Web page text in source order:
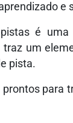
e
é
um
pista.
para